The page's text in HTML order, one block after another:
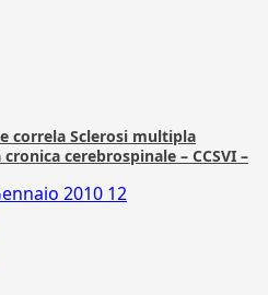
correla Sclerosi multipla
cerebrospinale – CCSVI –
2010 12